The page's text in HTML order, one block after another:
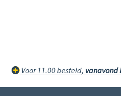
Voor 11.00 besteld, vanavond